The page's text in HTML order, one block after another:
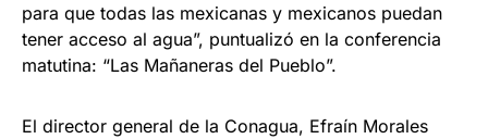
para que todas las mexicanas y mexicanos puedan
tener acceso al agua”, puntualizó en la conferencia
matutina: “Las Mañaneras del Pueblo”.
El director general de la Conagua, Efraín Morales